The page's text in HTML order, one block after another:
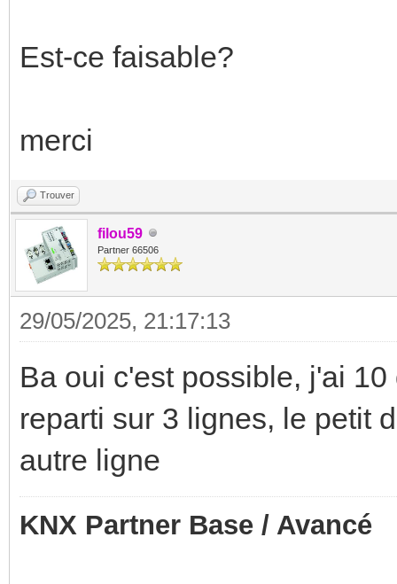
Est-ce faisable?
merci
Trouver
filou59
Partner 66506
29/05/2025, 21:17:13
Ba oui c'est possible, j'ai
reparti sur 3 lignes, le petit
autre ligne
KNX Partner Base / Avancé